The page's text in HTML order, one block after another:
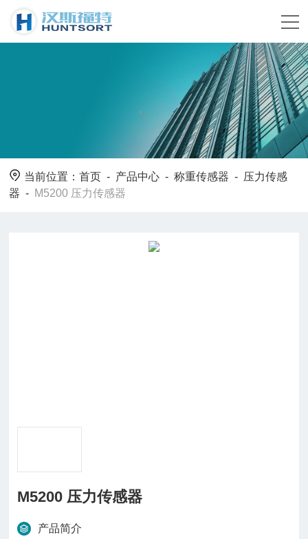
当前位置：首页 - 产品中心 -称重传感器 - 压力传感
器 - M5200 压力传感器
M5200 压力传感器
产品简介